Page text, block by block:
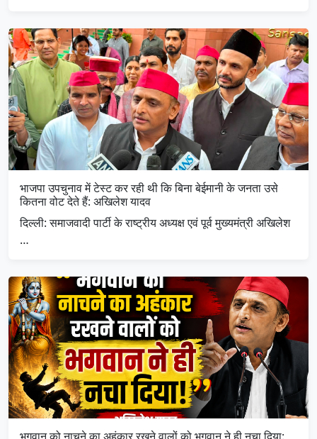
भाजपा उपचुनाव में टेस्ट कर रही थी कि बिना बेईमानी के जनता उसे
कितना वोट देते हैं: अखिलेश यादव
दिल्ली: समाजवादी पार्टी के राष्ट्रीय अध्यक्ष एवं पूर्व मुख्यमंत्री अखिलेश
…